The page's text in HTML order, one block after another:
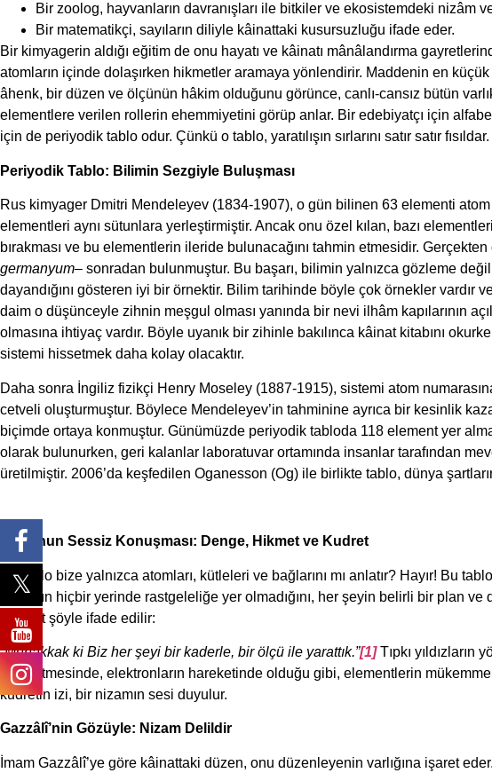
Bir zoolog, hayvanların davranışları ile bitkiler ve ekosistemdeki nizâm
Bir matematikçi, sayıların diliyle kâinattaki kusursuzluğu ifade eder.
Bir kimyagerin aldığı eğitim de onu hayatı ve kâinatı mânâlandırma
atomların içinde dolaşırken hikmetler aramaya yönlendirir. Maddenin en
âhenk, bir düzen ve ölçünün hâkim olduğunu görünce, canlı-cansız bütün
elementlere verilen rollerin ehemmiyetini görüp anlar. Bir edebiyatçı için
için de periyodik tablo odur. Çünkü o tablo, yaratılışın sırlarını satır satır fısıldar.
Periyodik Tablo: Bilimin Sezgiyle Buluşması
Rus kimyager Dmitri Mendeleyev (1834-1907), o gün bilinen 63 elementi
elementleri aynı sütunlara yerleştirmiştir. Ancak onu özel kılan, bazı
bırakması ve bu elementlerin ileride bulunacağını tahmin etmesidir.
germanyum– sonradan bulunmuştur. Bu başarı, bilimin yalnızca gözleme
dayandığını gösteren iyi bir örnektir. Bilim tarihinde böyle çok örnekler vardır
daim o düşünceyle zihnin meşgul olması yanında bir nevi ilhâm kapılarının
olmasına ihtiyaç vardır. Böyle uyanık bir zihinle bakılınca kâinat kitabını
sistemi hissetmek daha kolay olacaktır.
Daha sonra İngiliz fizikçi Henry Moseley (1887-1915), sistemi atom
cetveli oluşturmuştur. Böylece Mendeleyev’in tahminine ayrıca bir kesinlik
biçimde ortaya konmuştur. Günümüzde periyodik tabloda 118 element yer
olarak bulunurken, geri kalanlar laboratuvar ortamında insanlar tarafından
üretilmiştir. 2006’da keşfedilen Oganesson (Og) ile birlikte tablo, dünya
Tablonun Sessiz Konuşması: Denge, Hikmet ve Kudret
Bu tablo bize yalnızca atomları, kütleleri ve bağlarını mı anlatır? Hayır! Bu
Kâinatın hiçbir yerinde rastgeleliğe yer olmadığını, her şeyin belirli bir plan
hakikat şöyle ifade edilir:
“Muhakkak ki Biz her şeyi bir kaderle, bir ölçü ile yarattık.”[1] Tıpkı
takip etmesinde, elektronların hareketinde olduğu gibi, elementlerin
kudretin izi, bir nizamın sesi duyulur.
Gazzâlî’nin Gözüyle: Nizam Delildir
İmam Gazzâlî’ye göre kâinattaki düzen, onu düzenleyenin varlığına işaret